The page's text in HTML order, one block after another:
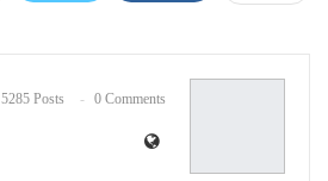
5285 Posts 0 Comments